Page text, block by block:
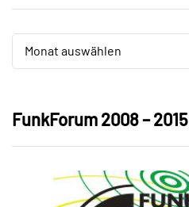
Archiv
Monat auswählen
Archiv
FunkForum 2008 – 2015